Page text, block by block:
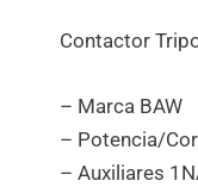
Contactor
– Marca BAW
– Potencia/
– Auxiliares